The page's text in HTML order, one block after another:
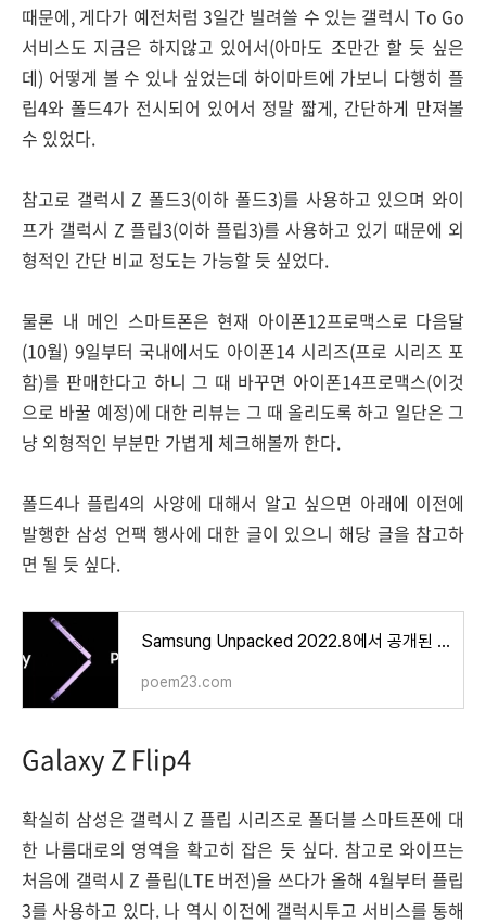
때문에, 게다가 예전처럼 3일간 빌려쓸 수 있는 갤럭시 To Go
서비스도 지금은 하지않고 있어서(아마도 조만간 할 듯 싶은
데) 어떻게 볼 수 있나 싶었는데 하이마트에 가보니 다행히 플
립4와 폴드4가 전시되어 있어서 정말 짧게, 간단하게 만져볼
수 있었다.
참고로 갤럭시 Z 폴드3(이하 폴드3)를 사용하고 있으며 와이
프가 갤럭시 Z 플립3(이하 플립3)를 사용하고 있기 때문에 외
형적인 간단 비교 정도는 가능할 듯 싶었다.
물론 내 메인 스마트폰은 현재 아이폰12프로맥스로 다음달
(10월) 9일부터 국내에서도 아이폰14 시리즈(프로 시리즈 포
함)를 판매한다고 하니 그 때 바꾸면 아이폰14프로맥스(이것
으로 바꿀 예정)에 대한 리뷰는 그 때 올리도록 하고 일단은 그
냥 외형적인 부분만 가볍게 체크해볼까 한다.
폴드4나 플립4의 사양에 대해서 알고 싶으면 아래에 이전에
발행한 삼성 언팩 행사에 대한 글이 있으니 해당 글을 참고하
면 될 듯 싶다.
Samsung Unpacked 2022.8에서 공개된 새로운 갤럭시 이야기
poem23.com
Galaxy Z Flip4
확실히 삼성은 갤럭시 Z 플립 시리즈로 폴더블 스마트폰에 대
한 나름대로의 영역을 확고히 잡은 듯 싶다. 참고로 와이프는
처음에 갤럭시 Z 플립(LTE 버전)을 쓰다가 올해 4월부터 플립
3를 사용하고 있다. 나 역시 이전에 갤럭시투고 서비스를 통해